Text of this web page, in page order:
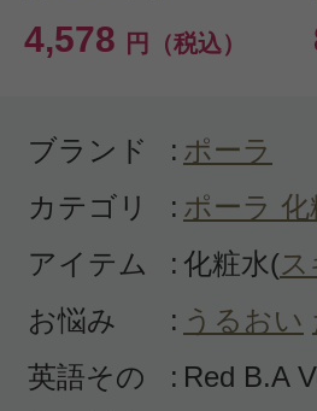
分かりました。
今の自分に合った化
4,578 円（税込）
ブランド : ポーラ
カテゴリ
: ポーラ 化
アイテム
: 化粧水(
お悩み
: うるおい
英語その
: Red B.A